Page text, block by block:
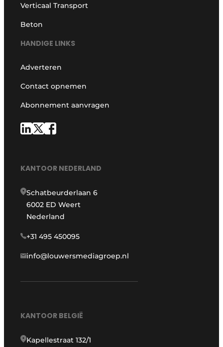
Verticaal Transport
Beton
HANDIGE LINKS
Adverteren
Contact opnemen
Abonnement aanvragen
KANTOOR NEDERLAND
Schatbeurderlaan 6
6002 ED Weert
Nederland
+31 495 450095
info@louwersmediagroep.nl
KANTOOR BELGIË
Kapellestraat 132/1